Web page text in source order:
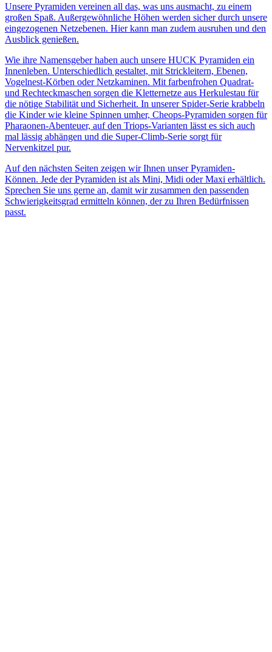
Unsere Pyramiden vereinen all das, was uns ausmacht, zu einem
großen Spaß. Außergewöhnliche Höhen werden sicher durch unsere
eingezogenen Netzebenen. Hier kann man zudem ausruhen und den
Ausblick genießen.
Wie ihre Namensgeber haben auch unsere HUCK Pyramiden ein
Innenleben. Unterschiedlich gestaltet, mit Strickleitern, Ebenen,
Vogelnest-Körben oder Netzkaminen. Mit farbenfrohen Quadrat-
und Rechteckmaschen sorgen die Kletternetze aus Herkulestau für
die nötige Stabilität und Sicherheit. In unserer Spider-Serie krabbeln
die Kinder wie kleine Spinnen umher, Cheops-Pyramiden sorgen für
Pharaonen-Abenteuer, auf den Triops-Varianten lässt es sich auch
mal lässig abhängen und die Super-Climb-Serie sorgt für
Nervenkitzel pur.
Auf den nächsten Seiten zeigen wir Ihnen unser Pyramiden-
Können. Jede der Pyramiden ist als Mini, Midi oder Maxi erhältlich.
Sprechen Sie uns gerne an, damit wir zusammen den passenden
Schwierigkeitsgrad ermitteln können, der zu Ihren Bedürfnissen
passt.